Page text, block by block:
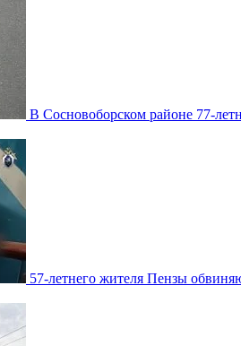
В Сосновоборском районе 77-
57-летнего жителя Пензы